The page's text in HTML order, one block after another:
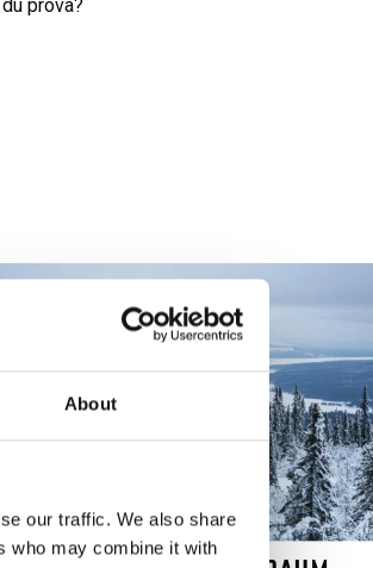
About
our traffic. We also share
who may combine it with
prova?